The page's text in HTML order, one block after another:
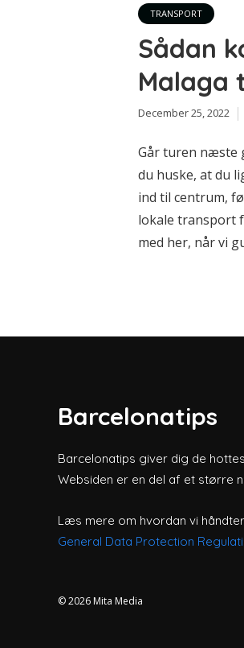
TRANSPORT
Sådan
Malaga
December 25, 2022
Går turen næste
du huske, at du
ind til centrum,
lokale transport
med her, når vi
Barcelonatips
Barcelonatips giver dig de
Websiden er en del af et større
Læs mere om hvordan vi
General Data Protection
© 2026 Mita Media